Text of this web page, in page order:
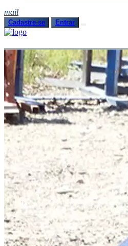
mail
Cadastre-se Entrar